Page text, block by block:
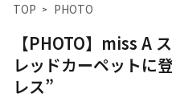
TOP PHOTO
【PHOTO】miss A
レッドカーペットに
レス”